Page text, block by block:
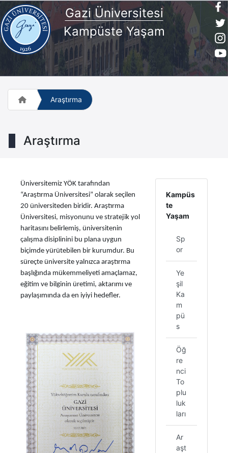
Gazi Üniversitesi
Kampüste Yaşam
Araştırma
Araştırma
Üniversitemiz YÖK tarafından
“Araştırma Üniversitesi” olarak seçilen
20 üniversiteden biridir. Araştırma
Üniversitesi, misyonunu ve stratejik yol
haritasını belirlemiş, üniversitenin
çalışma disiplinini bu plana uygun
biçimde yürütebilen bir kurumdur. Bu
süreçte üniversite yalnızca araştırma
başlığında mükemmeliyeti amaçlamaz,
eğitim ve bilginin üretimi, aktarımı ve
paylaşımında da en iyiyi hedefler.
Kampüs
te
Yaşam
Sp
or
Ye
şil
Ka
m
pü
s
Öğ
re
nci
To
plu
luk
ları
Ar
aşt